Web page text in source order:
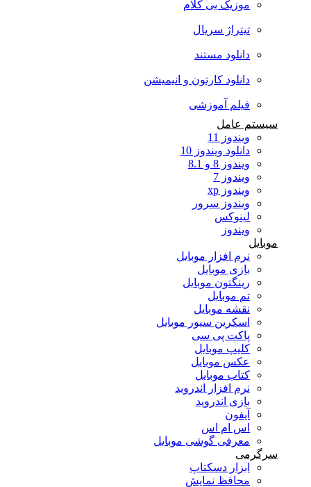
موزیک بی کلام
تیتراژ سریال
دانلود مستند
دانلود کارتون و انیمیشن
فیلم آموزشی
سیستم عامل
ویندوز 11
دانلود ویندوز 10
ویندوز 8 و 8.1
ویندوز 7
ویندوز xp
ویندوز سرور
لینوکس
ویندوز
موبایل
نرم افزار موبایل
بازی موبایل
رینگتون موبایل
تم موبایل
نقشه موبایل
اسکرین سیور موبایل
پاکت پی سی
کلیپ موبایل
عکس موبایل
کتاب موبایل
نرم افزار اندروید
بازی اندروید
آیفون
اس ام اس
معرفی گوشی موبایل
سرگرمی
ابزار دسکتاپ
محافظ نمایش